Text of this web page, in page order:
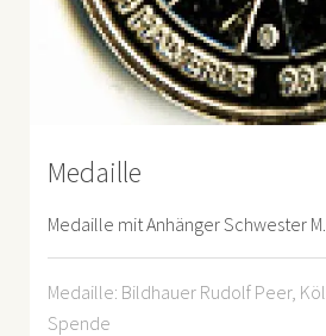
Medaille
Medaille mit Anhänger Schwester
Medaille: Bildhauer Rudolf Peer,
Spende